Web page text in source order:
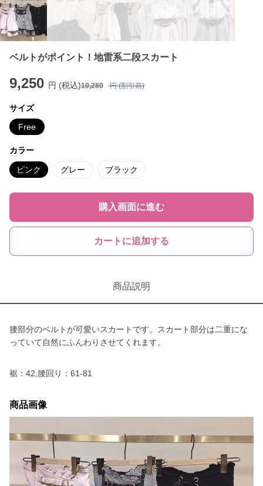
ベルトがポイント！地雷系二段スカート
9,250 円 (税込)10,280 円 (割引前)
サイズ
Free
カラー
ピンク グレー ブラック
購入画面に進む
カートに追加する
商品説明
腰部分のベルトが可愛いスカートです。スカート部分は二重にな
っていて自然にふんわりさせてくれます。
裾：42,腰回り：61-81
商品画像